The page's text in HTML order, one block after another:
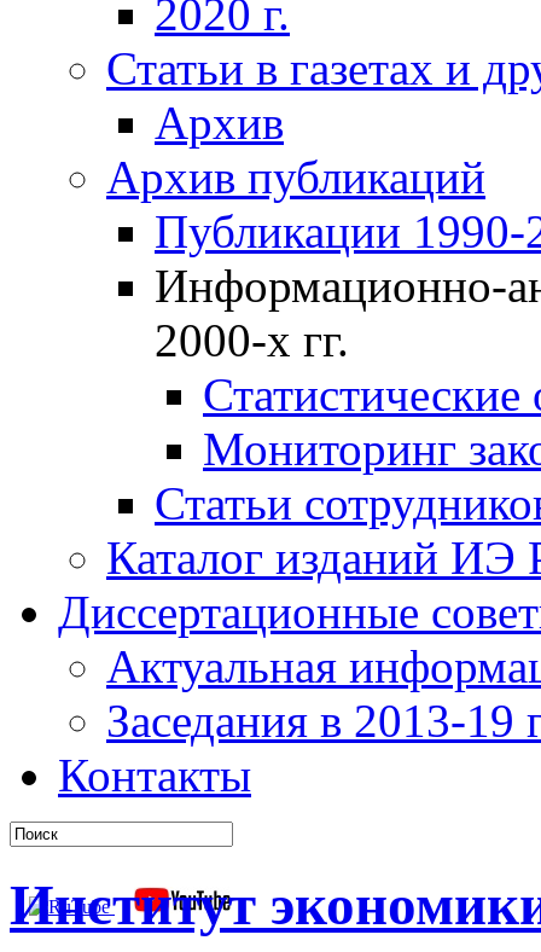
2020 г.
Статьи в газетах и
Архив
Архив публикаций
Публикации 1990-
Информационно-
2000-х гг.
Мониторинг
Статьи
Каталог изданий ИЭ
Диссертационные
Актуальная
Заседания в 2013-19
Контакты
Институт